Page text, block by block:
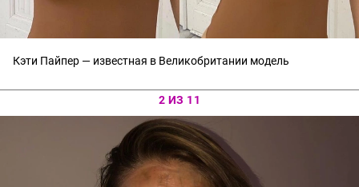
Кэти Пайпер — известная в Великобритании модель
2 ИЗ 11